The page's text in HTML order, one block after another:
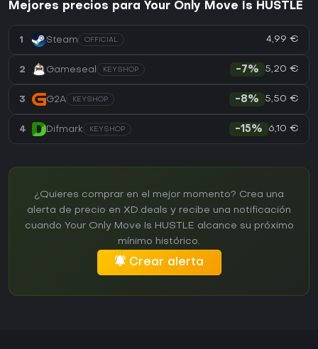
Mejores precios para Your Only Move Is HUSTLE
1 Steam OFFICIAL 4,99 €
2 Gameseal KEYSHOP -7% 5,20 €
3 G2A KEYSHOP -8% 5,50 €
4 Difmark KEYSHOP -15% 6,10 €
¿Quieres comprar en el mejor momento? Crea una
alerta de precio en XD.deals y recibe una notificación
cuando Your Only Move Is HUSTLE alcance su próximo
mínimo histórico.
Crear alerta